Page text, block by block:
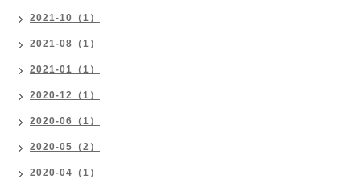
2021-10（1）
2021-08（1）
2021-01（1）
2020-12（1）
2020-06（1）
2020-05（2）
2020-04（1）